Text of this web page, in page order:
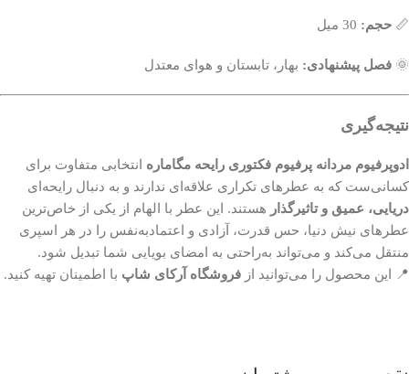
📏 حجم:
🌞 فصل پیشنهادی: بهار، تابستان و هوای معتدل
نتیجه‌گیری
ادوپرفیوم مردانه پرفیوم فکتوری رایحه مگاماره انتخابی متفاوت برای
کسانی‌ست که به عطرهای تکراری علاقه‌ای ندارند و به دنبال رایحه‌ای
دریایی، عمیق و تاثیرگذار هستند. این عطر با الهام از یکی از خاص‌ترین
عطرهای نیش دنیا، حس قدرت، آزادی و اعتمادبه‌نفس را در هر اسپری
منتقل می‌کند و می‌تواند به‌راحتی به امضای بویایی شما تبدیل شود.
📍 این محصول را می‌توانید از فروشگاه آرکای شاپ با اطمینان تهیه کنید.